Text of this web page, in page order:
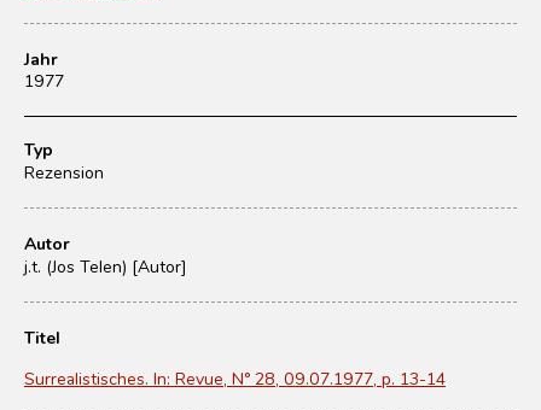
Jahr
1977
Typ
Rezension
Autor
j.t. (Jos Telen) [Autor]
Titel
Surrealistisches. In: Revue, N° 28, 09.07.1977, p. 13-14